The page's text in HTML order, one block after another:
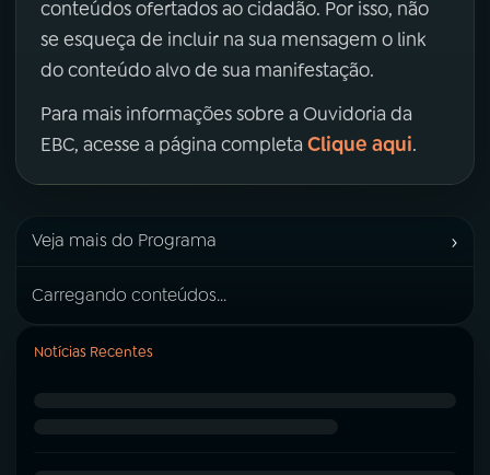
conteúdos ofertados ao cidadão. Por isso, não
se esqueça de incluir na sua mensagem o link
do conteúdo alvo de sua manifestação.
Para mais informações sobre a Ouvidoria da
EBC, acesse a página completa Clique aqui.
Veja mais do Programa ›
Carregando conteúdos...
Notícias Recentes